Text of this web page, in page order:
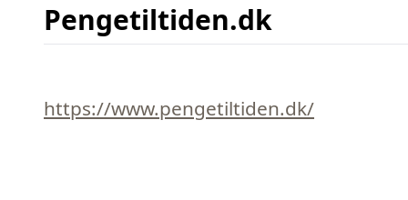
Pengetiltiden.dk
https://www.pengetiltiden.dk/